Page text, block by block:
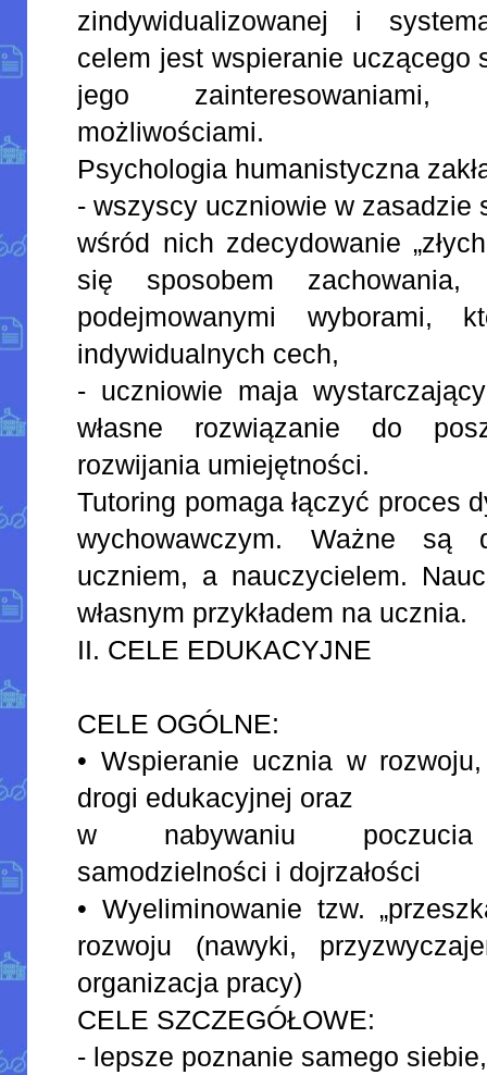
zindywidualizowanej i
celem jest wspieranie uczącego
jego zainteresowaniami,
możliwościami.
Psychologia humanistyczna
- wszyscy uczniowie w zasadzie
wśród nich zdecydowanie
się sposobem zachowania,
podejmowanymi
indywidualnych cech,
- uczniowie maja
własne rozwiązanie do
rozwijania umiejętności.
Tutoring pomaga łączyć proces
wychowawczym. Ważne są
uczniem, a nauczycielem.
własnym przykładem na ucznia.
II. CELE EDUKACYJNE
CELE OGÓLNE:
• Wspieranie ucznia w
drogi edukacyjnej oraz
w nabywaniu poczucia
samodzielności i dojrzałości
• Wyeliminowanie tzw.
rozwoju (nawyki,
organizacja pracy)
CELE SZCZEGÓŁOWE:
- lepsze poznanie samego siebie,